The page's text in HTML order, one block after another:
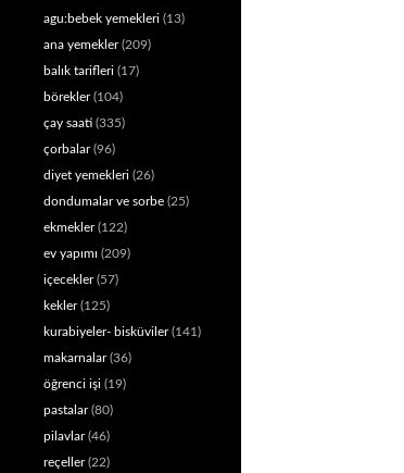
agu:bebek yemekleri (13)
ana yemekler(209)
balık tarifleri (17)
börekler(104)
çay saati (335)
çorbalar(96)
diyet yemekleri (26)
dondumalar ve sorbe (25)
ekmekler(122)
ev yapımı (209)
içecekler(57)
kekler(125)
kurabiyeler- bisküviler(141)
makarnalar(36)
öğrenci işi (19)
pastalar(80)
pilavlar(46)
reçeller(22)